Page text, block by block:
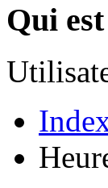
Qui